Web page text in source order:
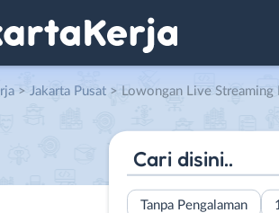
> Jakarta Pusat > Lowongan Live Streaming Host di PT. Byte
Tanpa Pengalaman